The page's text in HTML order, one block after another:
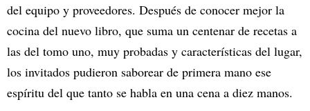
del equipo y proveedores. Después de conocer mejor la
cocina del nuevo libro, que suma un centenar de recetas a
las del tomo uno, muy probadas y características del lugar,
los invitados pudieron saborear de primera mano ese
espíritu del que tanto se habla en una cena a diez manos.